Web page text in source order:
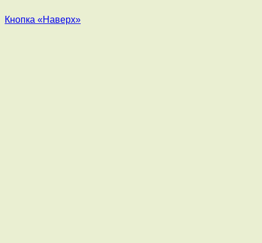
Кнопка «Наверх»